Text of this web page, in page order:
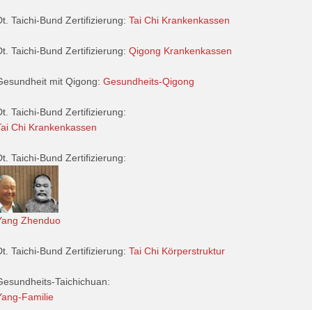
Taichi-Bund Zertifizierung: Tai Chi Krankenkassen
Taichi-Bund Zertifizierung: Qigong Krankenkassen
mit Qigong: Gesundheits-Qigong
Taichi-Bund Zertifizierung:
Chi Krankenkassen
Taichi-Bund Zertifizierung:
Zhenduo
Taichi-Bund Zertifizierung: Tai Chi Körperstruktur
Taichichuan:
Familie